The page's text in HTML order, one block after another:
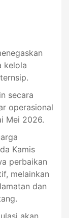
kelola
secara
operasional
Mei 2026.
Kamis
perbaikan
melainkan
dan